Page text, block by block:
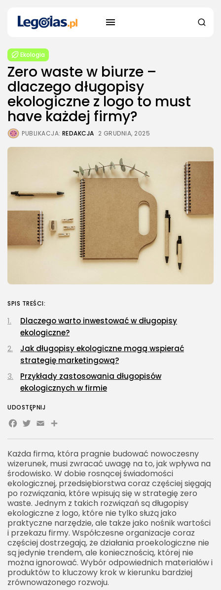
Ekologia
Zero waste w biurze –
dlaczego długopisy
ekologiczne z logo to must
have każdej firmy?
PUBLIKACJA: REDAKCJA 2 GRUDNIA, 2025
Każda firma, która pragnie budować nowoczesny
wizerunek, musi zwracać uwagę na to, jak wpływa na
środowisko. W dobie rosnącej świadomości
ekologicznej, przedsiębiorstwa coraz częściej sięgają
po rozwiązania, które wpisują się w strategię zero
waste. Jednym z takich rozwiązań są długopisy
ekologiczne z logo, które nie tylko służą jako
praktyczne narzędzie, ale także jako nośnik wartości
i przekazu firmy. Współczesne organizacje coraz
częściej dostrzegają, że działania proekologiczne nie
są jedynie trendem, ale koniecznością, której nie
można ignorować. Wybór odpowiednich materiałów i
produktów to kluczowy krok w kierunku bardziej
zrównoważonego rozwoju.
SPIS TREŚCI:
Dlaczego warto inwestować w długopisy
ekologiczne?
Jak długopisy ekologiczne mogą wspierać
strategię marketingową?
Przykłady zastosowania długopisów
ekologicznych w firmie
UDOSTĘPNIJ
Facebook
Twitter
EmailShare